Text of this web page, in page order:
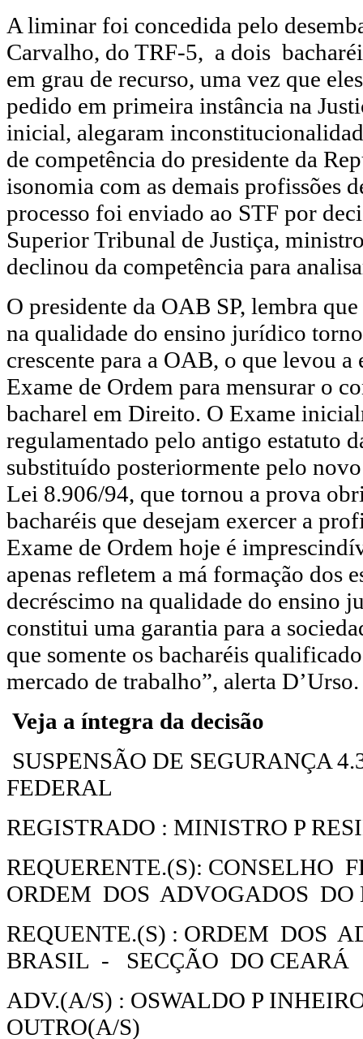
A liminar foi concedida pelo
Carvalho, do TRF-5, a dois
em grau de recurso, uma vez que
pedido em primeira instância na
inicial, alegaram
de competência do presidente da
isonomia com as demais profissões
processo foi enviado ao STF por
Superior Tribunal de Justiça,
declinou da competência para
O presidente da OAB SP, lembra
na qualidade do ensino jurídico
crescente para a OAB, o que levou
Exame de Ordem para mensurar o
bacharel em Direito. O Exame
regulamentado pelo antigo estatuto
substituído posteriormente pelo
Lei 8.906/94, que tornou a prova
bacharéis que desejam exercer a
Exame de Ordem hoje é
apenas refletem a má formação dos
decréscimo na qualidade do ensino
constitui uma garantia para a
que somente os bacharéis
mercado de trabalho”, alerta D’Urso.
Veja a íntegra da decisão
SUSPENSÃO DE SEGURANÇA
FEDERAL
REGISTRADO : MINISTRO P
REQUERENTE.(S): CONSELHO
ORDEM DOS ADVOGADOS DO
REQUENTE.(S) : ORDEM DOS
BRASIL - SECÇÃO DO CEARÁ
ADV.(A/S) : OSWALDO P
OUTRO(A/S)